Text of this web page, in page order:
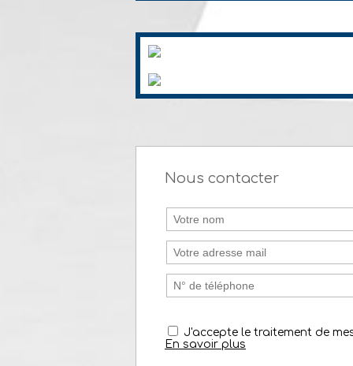
Nous contacter
J'accepte le traitement de
En savoir plus